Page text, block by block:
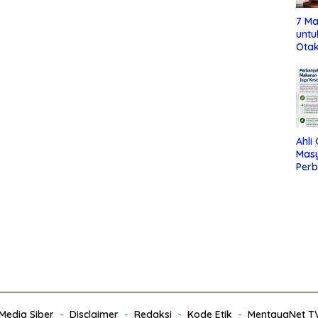
7
Ahli
Siber Disclaimer Redaksi Kode Etik MentayaNet